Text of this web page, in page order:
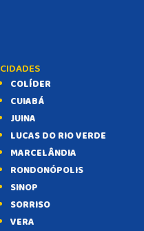
CIDADES
COLÍDER
CUIABÁ
JUINA
LUCAS DO RIO VERDE
MARCELÂNDIA
RONDONÓPOLIS
SINOP
SORRISO
VERA